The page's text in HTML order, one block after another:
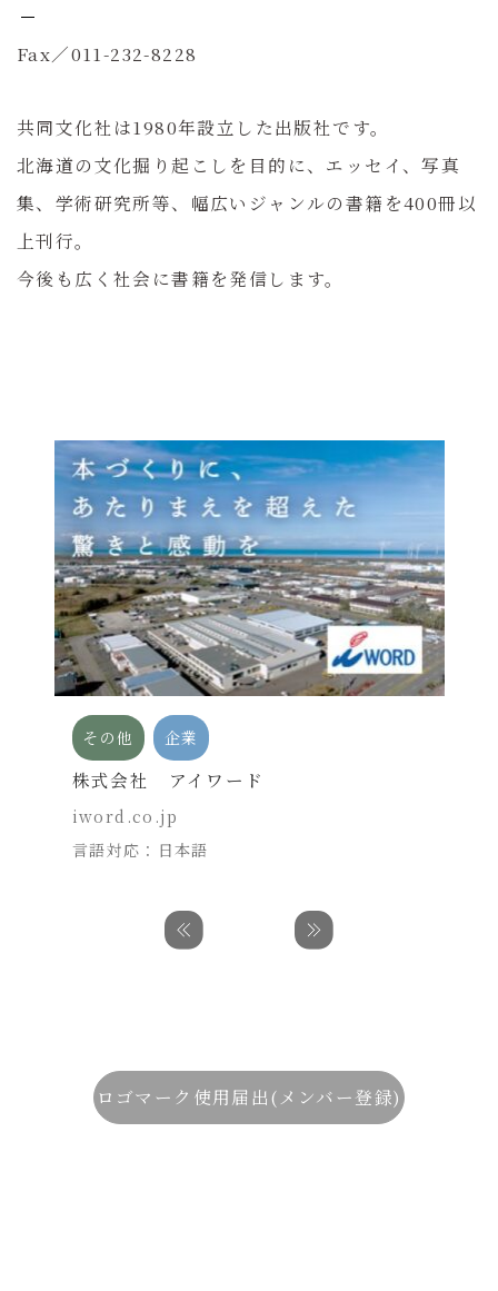
Fax／011-232-8228
共同文化社は1980年設立した出版社です。
北海道の文化掘り起こしを目的に、エッセイ、写真
集、学術研究所等、幅広いジャンルの書籍を400冊以
上刊行。
今後も広く社会に書籍を発信します。
その他 企業
株式会社 アイワード
iword.co.jp
言語対応：日本語
ロゴマーク使用届出(メンバー登録)